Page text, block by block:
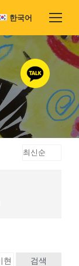
한국어
검색